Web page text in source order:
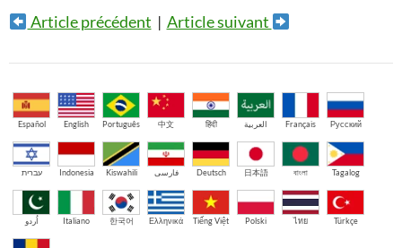
Article précédent | Article suivant
Español English Português 中文 हिंदी العربية Français Русский
עברית Indonesia Kiswahili فارسی Deutsch 日本語 বাংলা Tagalog
اُردو Italiano 한국어 Ελληνικά Tiếng Việt Polski ไทย Türkçe